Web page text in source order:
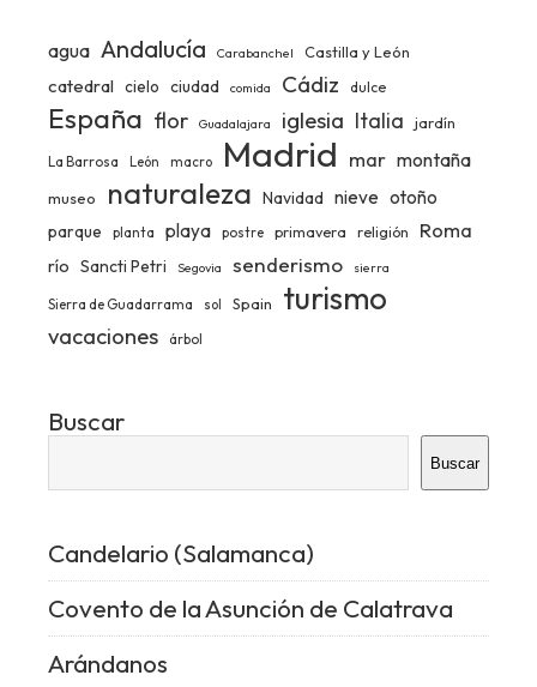
agua Andalucía Carabanchel Castilla y León
catedral cielo ciudad comida Cádiz dulce
España flor Guadalajara iglesia Italia jardín
La Barrosa León macro Madrid mar montaña
museo naturaleza Navidad nieve otoño
parque planta playa postre primavera religión Roma
río Sancti Petri Segovia senderismo sierra
Sierra de Guadarrama sol Spain turismo
vacaciones árbol
Buscar
Buscar
Candelario (Salamanca)
Covento de la Asunción de Calatrava
Arándanos